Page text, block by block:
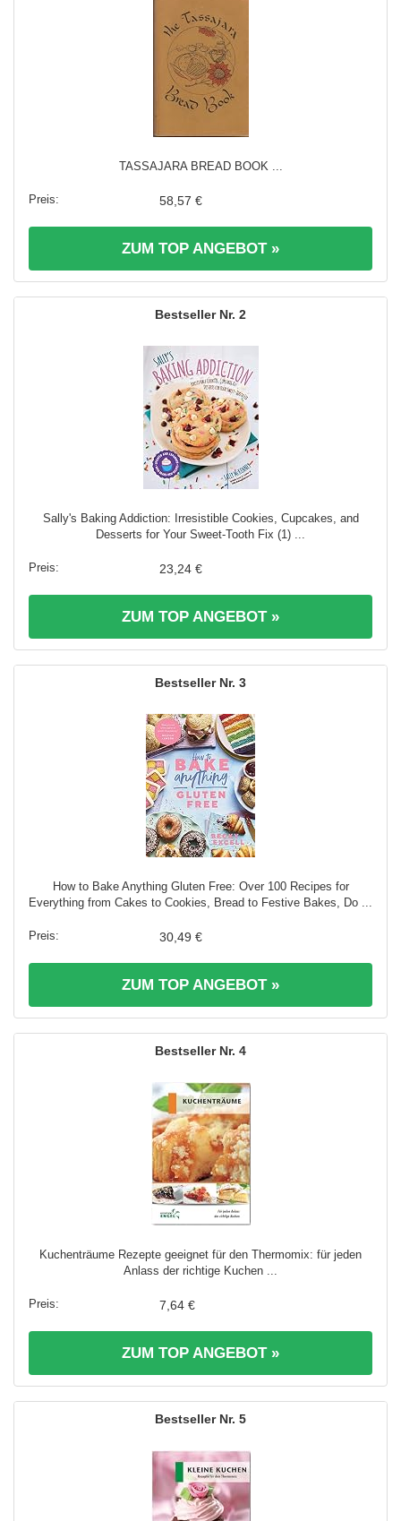
TASSAJARA BREAD BOOK ...
58,57 €
ZUM TOP ANGEBOT »
2
Sally's Baking Addiction: Irresistible Cookies, Cupcakes, and
Desserts for Your Sweet-Tooth Fix (1) ...
23,24 €
ZUM TOP ANGEBOT »
3
How to Bake Anything Gluten Free: Over 100 Recipes for
Everything from Cakes to Cookies, Bread to Festive Bakes, Do ...
30,49 €
ZUM TOP ANGEBOT »
4
Kuchenträume Rezepte geeignet für den Thermomix: für jeden
Anlass der richtige Kuchen ...
7,64 €
ZUM TOP ANGEBOT »
5